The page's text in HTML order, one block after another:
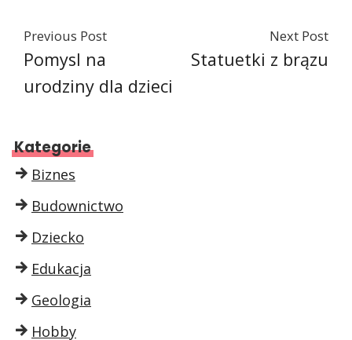
Previous Post
Pomysl na
urodziny dla dzieci
Next Post
Statuetki z brązu
Kategorie
Biznes
Budownictwo
Dziecko
Edukacja
Geologia
Hobby